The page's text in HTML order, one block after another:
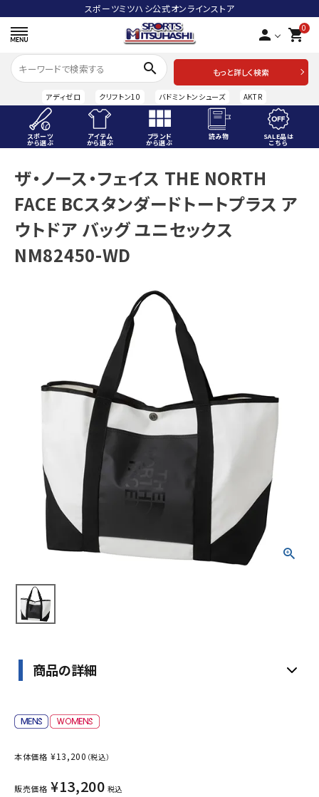
スポーツミツハシ公式オンラインストア
person 0
shopping_cart
search
もっと詳しく検索
アディゼロ クリフトン10 バドミントンシューズ AKTR
スポーツ
から選ぶ
アイテム
から選ぶ
ブランド
から選ぶ
読み物 SALE品は
こちら
ACCOUNT MENU
ようこそ ゲスト 様
meeting_room ログイン person 会員登録
スポーツから選ぶ
お問い合わせ
メルマガ登録
特定商取引法
プライバシーポリシー
ザ・ノース・フェイス THE NORTH
FACE BCスタンダードトートプラス ア
ウトドア バッグ ユニセックス
NM82450-WD
商品の詳細
本体価格 ¥13,200 （税込）
販売価格 ¥13,200 税込